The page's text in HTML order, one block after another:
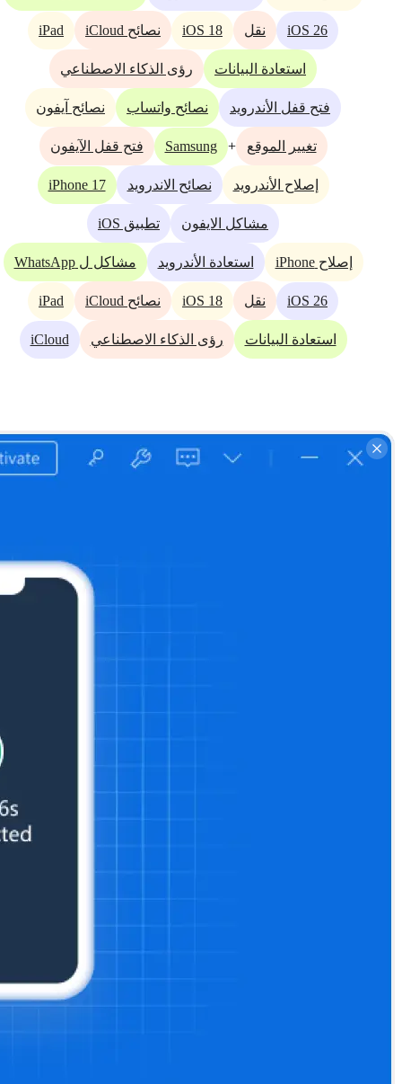
iOS 26 نقل iOS 18 نصائح iCloud iPad
استعادة البيانات رؤى الذكاء الاصطناعي
فتح قفل الأندرويد نصائح واتساب نصائح آيفون
تغيير الموقع +
Samsung فتح قفل الآيفون
إصلاح الأندرويد نصائح الاندرويد iPhone 17
مشاكل الايفون تطبيق iOS
إصلاح iPhone استعادة الأندرويد مشاكل ل WhatsApp
iOS 26 نقل iOS 18 نصائح iCloud iPad
استعادة البيانات رؤى الذكاء الاصطناعي iCloud